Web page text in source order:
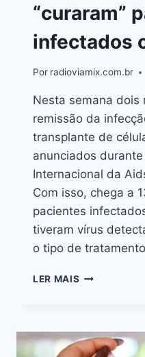
“curaram”
infectados
Por radioviamix.com.br
Nesta semana dois
remissão da
transplante de
anunciados
Internacional da
Com isso, chega a
pacientes
tiveram vírus
o tipo de
LER MAIS